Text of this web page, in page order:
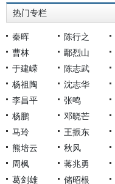
热门专栏
秦晖 陈行之
曹林
鄢烈山
于建嵘
陈志武
杨祖陶
沈志华
李昌平
张鸣
杨鹏
邓晓芒
马玲
王振东
熊培云
秋风
周枫
蒋兆勇
葛剑雄
储昭根